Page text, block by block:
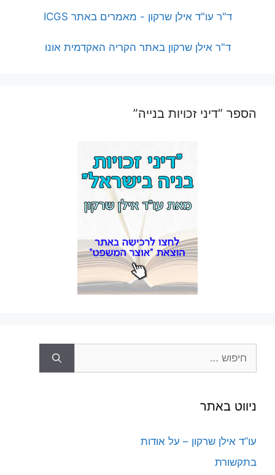
ד"ר עו"ד אילן שרקון - מאמרים באתר ICGS
ד"ר אילן שרקון באתר הקריה האקדמית אונו
הספר “דיני זכויות בנייה”
ניווט באתר
עו”ד אילן שרקון – על אודות
בתקשורת